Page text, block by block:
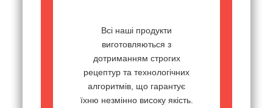
Всі наші продукти
виготовляються з
дотриманням строгих
рецептур та технологічних
алгоритмів, що гарантує
їхню незмінно високу якість.